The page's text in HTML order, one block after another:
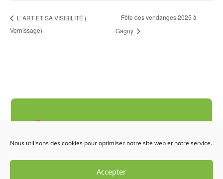
Nous utilisons des cookies pour optimiser notre site web et notre service.
Accepter
L’ ART ET SA VISIBILITÉ (
Vernissage)
Fête des vendanges 2025 à
Gagny
L’association Hibiscus c’est promouvoir la
culture antillaise par le biais d’initiation